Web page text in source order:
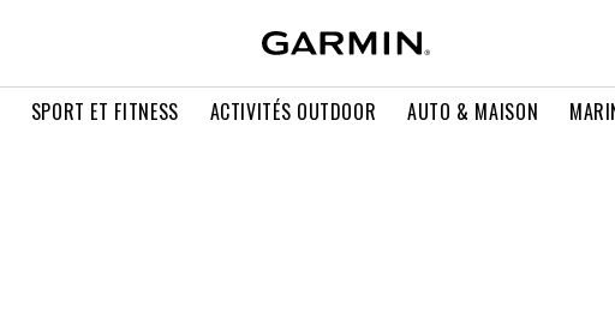
SPORT ET FITNESS ACTIVITÉS OUTDOOR AUTO & MAISON